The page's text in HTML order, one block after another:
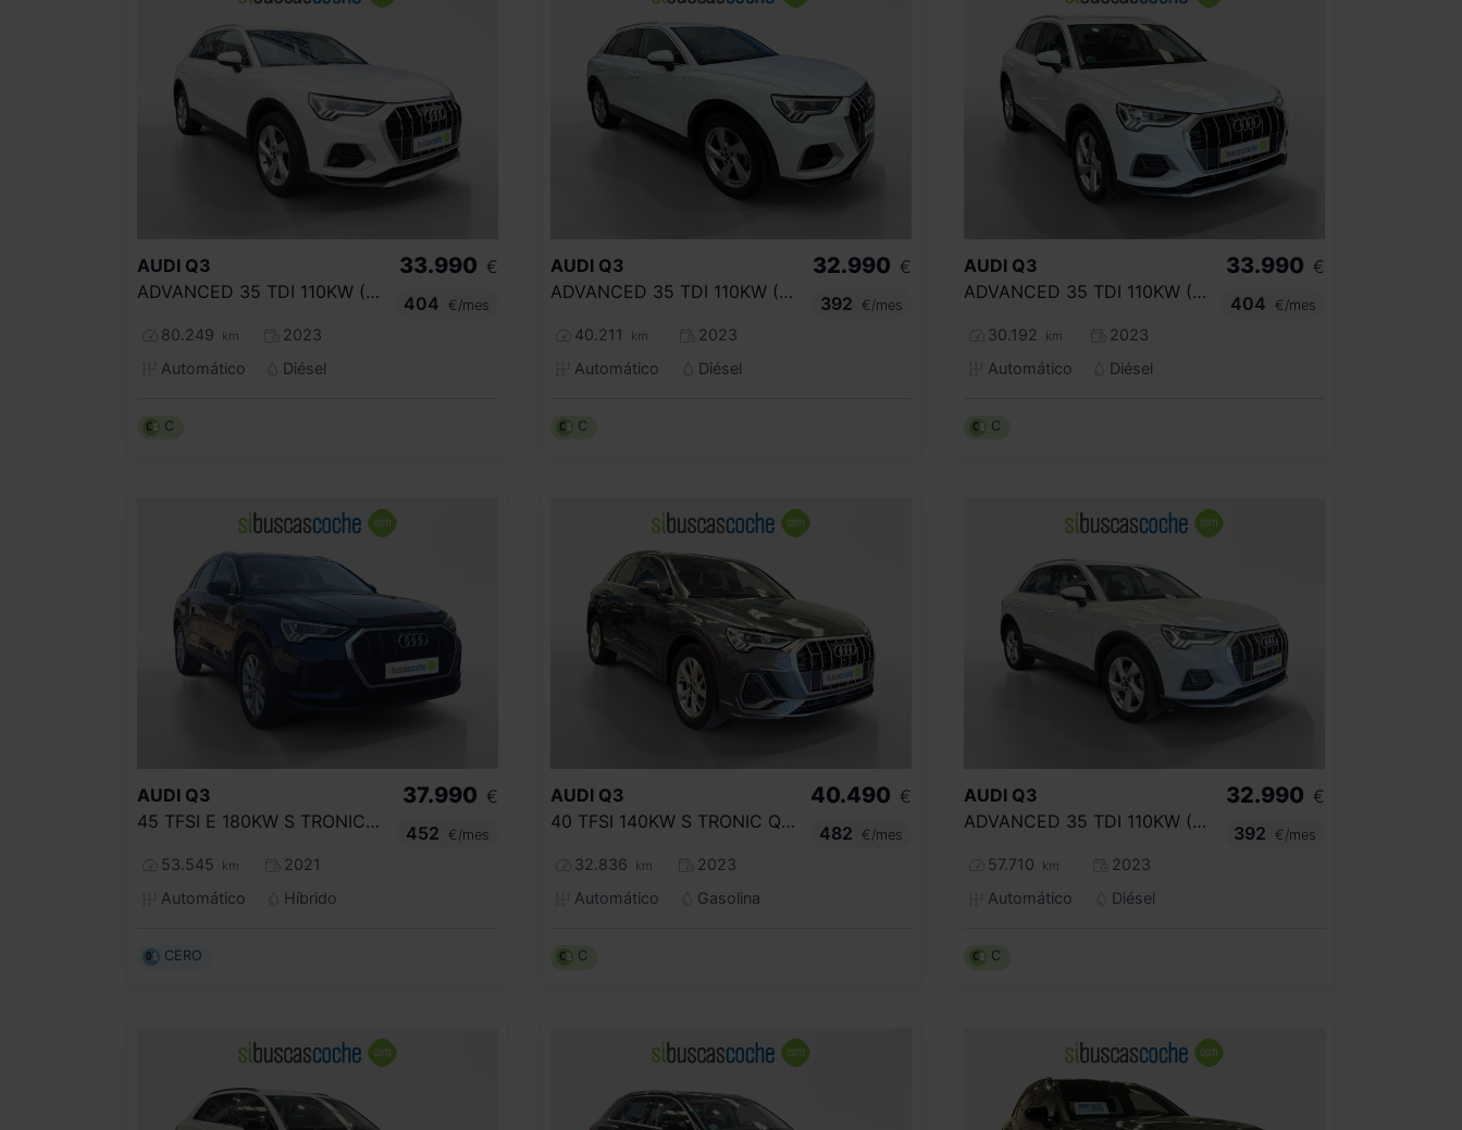
AUDI Q3
ADVANCED 35 TDI 110KW (150CV) S TRONIC
80.249 km
2023
Automático
Diésel
33.990 €
404
€/mes
C
AUDI Q3
ADVANCED 35 TDI 110KW (150CV) S TRONIC
40.211 km
2023
Automático
Diésel
32.990 €
392
€/mes
C
AUDI Q3
ADVANCED 35 TDI 110KW (150CV) S TRONIC
30.192 km
2023
Automático
Diésel
33.990 €
404
€/mes
C
AUDI Q3
45 TFSI E 180KW S TRONIC ADVANCED
53.545 km
2021
Automático
Híbrido
37.990 €
452
€/mes
CERO
AUDI Q3
40 TFSI 140KW S TRONIC QUATTRO S LINE
32.836 km
2023
Automático
Gasolina
40.490 €
482
€/mes
C
AUDI Q3
ADVANCED 35 TDI 110KW (150CV) S TRONIC
57.710 km
2023
Automático
Diésel
32.990 €
392
€/mes
C